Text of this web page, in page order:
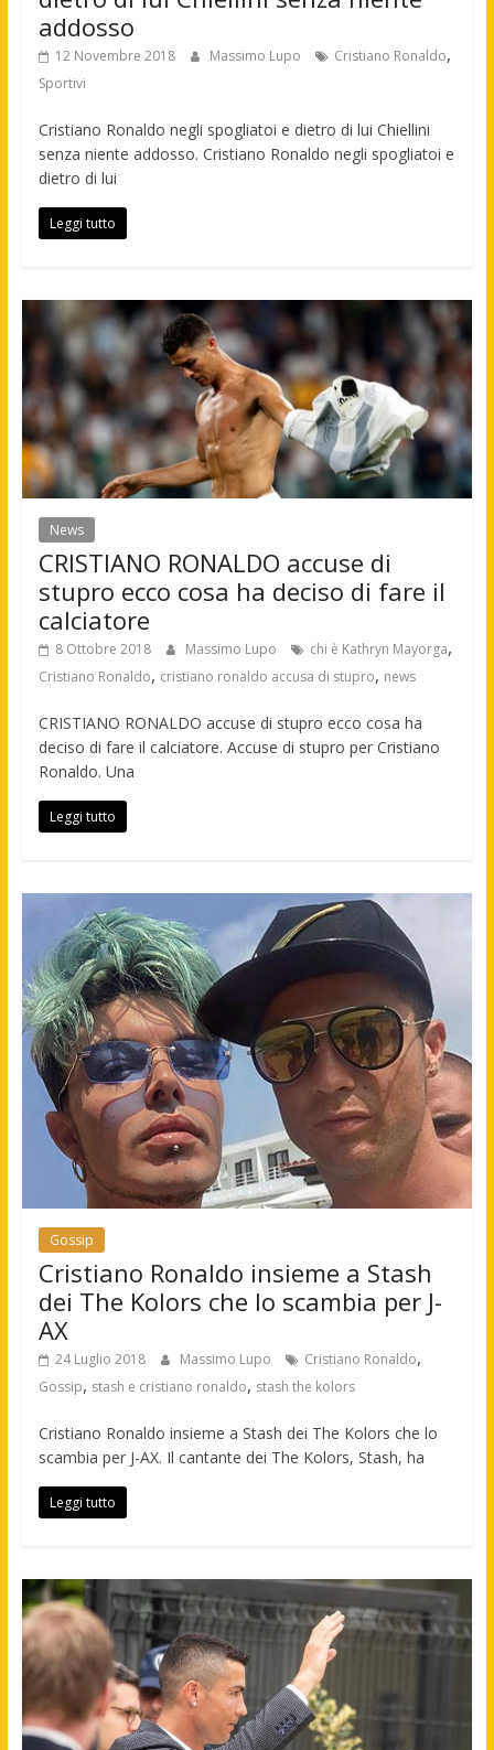
addosso
12 Novembre 2018 Massimo Lupo Cristiano Ronaldo,
Sportivi
Cristiano Ronaldo negli spogliatoi e dietro di lui Chiellini
senza niente addosso. Cristiano Ronaldo negli spogliatoi e
dietro di lui
Leggi tutto
News
CRISTIANO RONALDO accuse di
stupro ecco cosa ha deciso di fare il
calciatore
8 Ottobre 2018 Massimo Lupo chi è Kathryn Mayorga,
Cristiano Ronaldo, cristiano ronaldo accusa di stupro, news
CRISTIANO RONALDO accuse di stupro ecco cosa ha
deciso di fare il calciatore. Accuse di stupro per Cristiano
Ronaldo. Una
Leggi tutto
Gossip
Cristiano Ronaldo insieme a Stash
dei The Kolors che lo scambia per J-
AX
24 Luglio 2018 Massimo Lupo Cristiano Ronaldo,
Gossip, stash e cristiano ronaldo, stash the kolors
Cristiano Ronaldo insieme a Stash dei The Kolors che lo
scambia per J-AX. Il cantante dei The Kolors, Stash, ha
Leggi tutto